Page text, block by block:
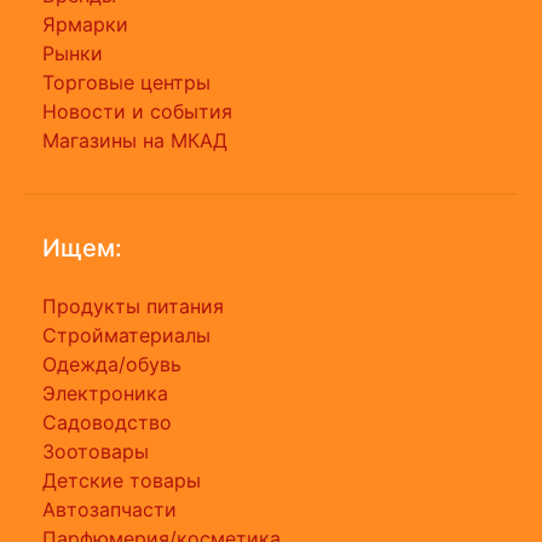
Ярмарки
Рынки
Торговые центры
Новости и события
Магазины на МКАД
Ищем:
Продукты питания
Стройматериалы
Одежда/обувь
Электроника
Садоводство
Зоотовары
Детские товары
Автозапчасти